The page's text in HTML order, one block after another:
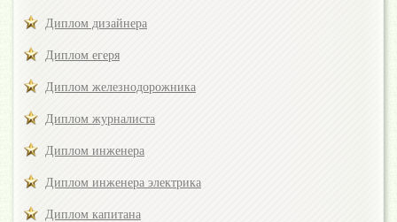
Диплом дизайнера
Диплом егеря
Диплом железнодорожника
Диплом журналиста
Диплом инженера
Диплом инженера электрика
Диплом капитана